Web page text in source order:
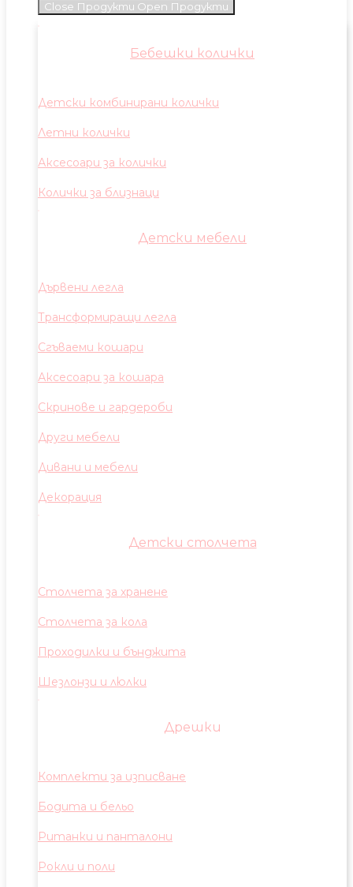
Close Продукти Open Продукти
Бебешки колички
Детски комбинирани колички
Летни колички
Аксесоари за колички
Колички за близнаци
Детски мебели
Дървени легла
Трансформиращи легла
Сгъваеми кошари
Аксесоари за кошара
Скринове и гардероби
Други мебели
Дивани и мебели
Декорация
Детски столчета
Столчета за хранене
Столчета за кола
Проходилки и бънджита
Шезлонзи и люлки
Дрешки
Комплекти за изписване
Бодита и бельо
Ританки и панталони
Рокли и поли